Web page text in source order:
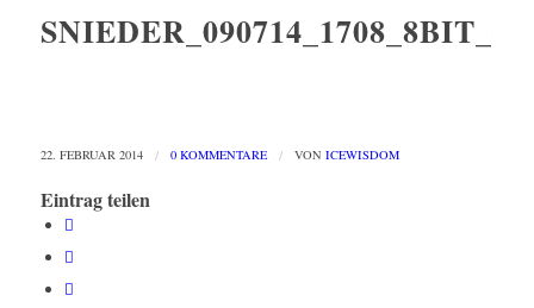
SNIEDER_090714_1708_8BIT_Q
22. FEBRUAR 2014 / 0 KOMMENTARE / VON ICEWISDOM
Eintrag teilen